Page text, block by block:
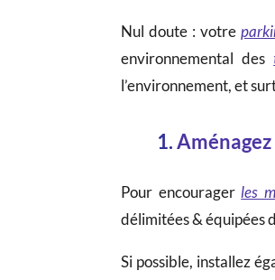
Nul doute : votre
environnemental des
l’environnement, et
1.
Pour encourager les
délimitées & équipées
Si possible, installez